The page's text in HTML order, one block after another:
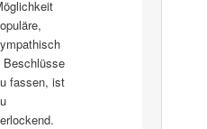
Beschlüsse
fassen, ist